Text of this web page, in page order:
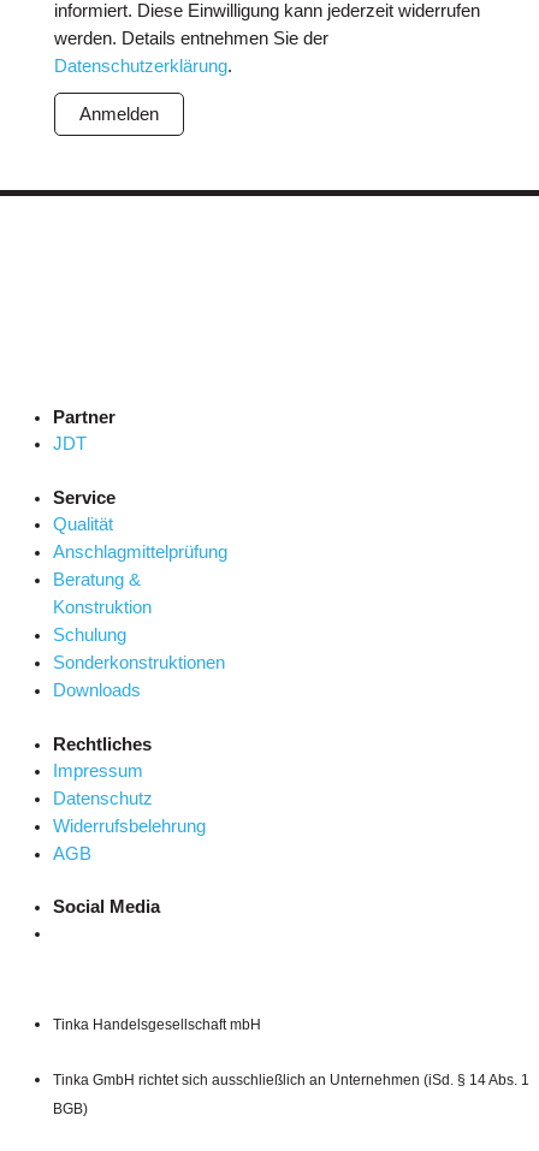
informiert. Diese Einwilligung kann jederzeit widerrufen
werden. Details entnehmen Sie der
Datenschutzerklärung.
Anmelden
Partner
JDT
Service
Qualität
Anschlagmittelprüfung
Beratung &
Konstruktion
Schulung
Sonderkonstruktionen
Downloads
Rechtliches
Impressum
Datenschutz
Widerrufsbelehrung
AGB
Social Media
Tinka Handelsgesellschaft mbH
Tinka GmbH richtet sich ausschließlich an Unternehmen (iSd. § 14 Abs. 1
BGB)